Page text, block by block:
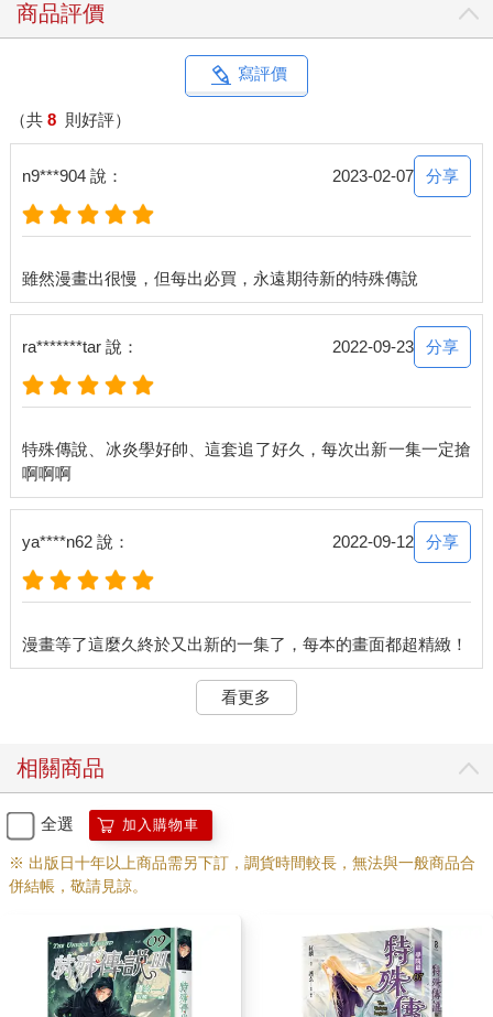
商品評價
寫評價
（共 8 則好評）
n9***904 說： 2023-02-07 分享
ra*******tar 說： 2022-09-23 分享
特殊傳說、冰炎學好帥、這套追了好久，每次出新一集一定搶
啊啊啊
ya****n62 說： 2022-09-12 分享
看更多
相關商品
全選 加入購物車
※ 出版日十年以上商品需另下訂，調貨時間較長，無法與一般商品合
併結帳，敬請見諒。